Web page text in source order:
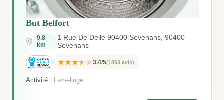
But Belfort
9.8
km
1 Rue De Delle 90400 Sevenans, 90400
Sevenans
★★★★★3.4/5(1893 avis)
Activité : Lave-linge